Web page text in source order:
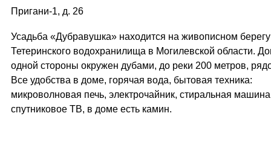
Пригани-1, д. 26
Усадьба «Дубравушка» находится на живописном берегу
Тетеринского водохранилища в Могилевской области.
одной стороны окружен дубами, до реки 200 метров,
Все удобства в доме, горячая вода, бытовая техника:
микроволновая печь, электрочайник, стиральная
спутниковое ТВ, в доме есть камин.